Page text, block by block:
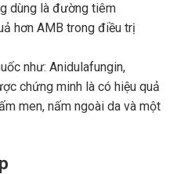
dùng là đường tiêm
hơn AMB trong điều trị
như: Anidulafungin,
chứng minh là có hiệu quả
men, nấm ngoài da và một